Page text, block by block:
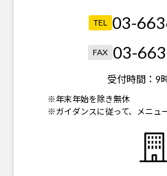
TEL 03-
FAX 03-
受付時間： 9
※年末年始を除き無休
※ガイダンスに従って、メニュ